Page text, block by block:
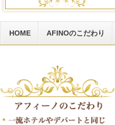
HOME AFINOのこだわり